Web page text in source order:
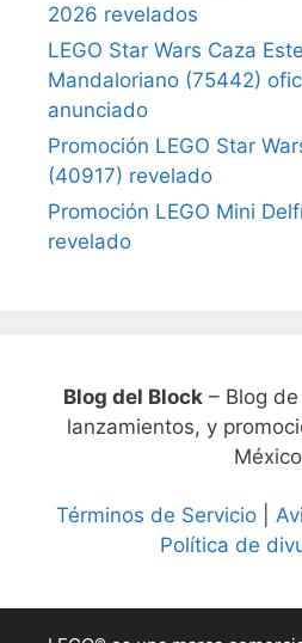
2026 revelados
LEGO Star Wars Caza
Mandaloriano (75442)
anunciado
Promoción LEGO Star
(40917) revelado
Promoción LEGO Mini
revelado
Blog del Block– Blog de
lanzamientos, y
México
Términos de Servicio
Política de